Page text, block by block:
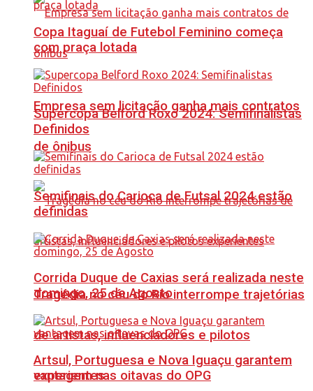
Empresa sem licitação ganha mais contratos
de ônibus
Tragédia no céu do Rio interrompe trajetórias
de artistas, influenciadores e pilotos
experientes
Copa Itaguaí de Futebol Feminino começa
com praça lotada
Supercopa Belford Roxo 2024: Semifinalistas
Definidos
Semifinais do Carioca de Futsal 2024 estão
definidas
Corrida Duque de Caxias será realizada neste
domingo, 25 de Agosto
Artsul, Portuguesa e Nova Iguaçu garantem
vantagem nas oitavas do OPG